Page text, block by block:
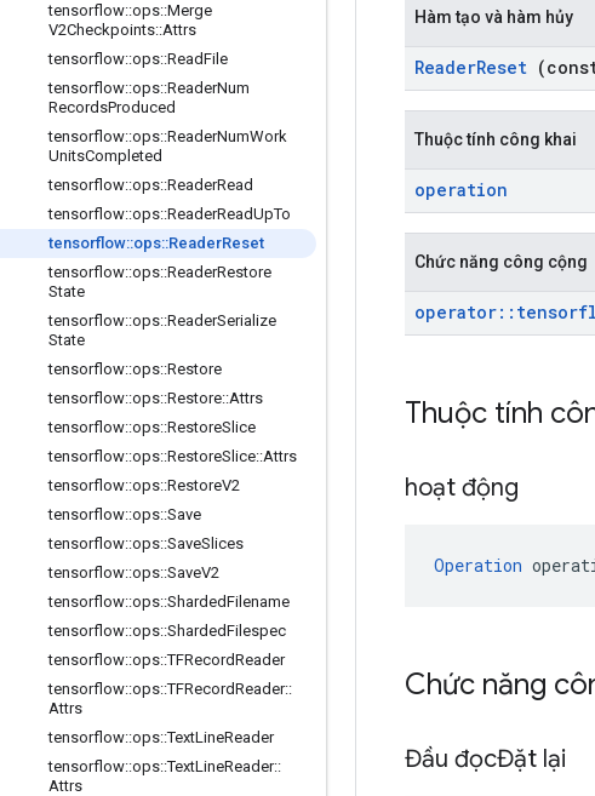
tensorflow::ops::Merge
V2Checkpoints::Attrs
tensorflow::ops::ReadFile
tensorflow::ops::ReaderNum
RecordsProduced
tensorflow::ops::ReaderNumWork
UnitsCompleted
tensorflow::ops::ReaderRead
tensorflow::ops::ReaderReadUpTo
tensorflow::ops::ReaderReset
tensorflow::ops::ReaderRestore
State
tensorflow::ops::ReaderSerialize
State
tensorflow::ops::Restore
tensorflow::ops::Restore::Attrs
tensorflow::ops::RestoreSlice
tensorflow::ops::RestoreSlice::Attrs
tensorflow::ops::RestoreV2
tensorflow::ops::Save
tensorflow::ops::SaveSlices
tensorflow::ops::SaveV2
tensorflow::ops::ShardedFilename
tensorflow::ops::ShardedFilespec
tensorflow::ops::TFRecordReader
tensorflow::ops::TFRecordReader::
Attrs
tensorflow::ops::TextLineReader
tensorflow::ops::TextLineReader::
Attrs
Hàm tạo và hàm hủy
ReaderReset
Thuộc tính công khai
operation
Chức năng công cộng
operator::
Thuộc tính
hoạt động
Operation
Chức năng
Đầu đọcĐặt lại